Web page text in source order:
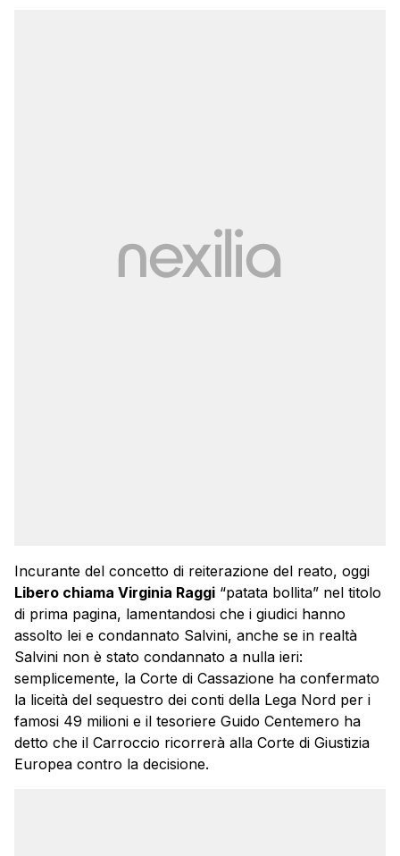
Incurante del concetto di reiterazione del reato, oggi
Libero chiama Virginia Raggi “patata bollita” nel titolo
di prima pagina, lamentandosi che i giudici hanno
assolto lei e condannato Salvini, anche se in realtà
Salvini non è stato condannato a nulla ieri:
semplicemente, la Corte di Cassazione ha confermato
la liceità del sequestro dei conti della Lega Nord per i
famosi 49 milioni e il tesoriere Guido Centemero ha
detto che il Carroccio ricorrerà alla Corte di Giustizia
Europea contro la decisione.